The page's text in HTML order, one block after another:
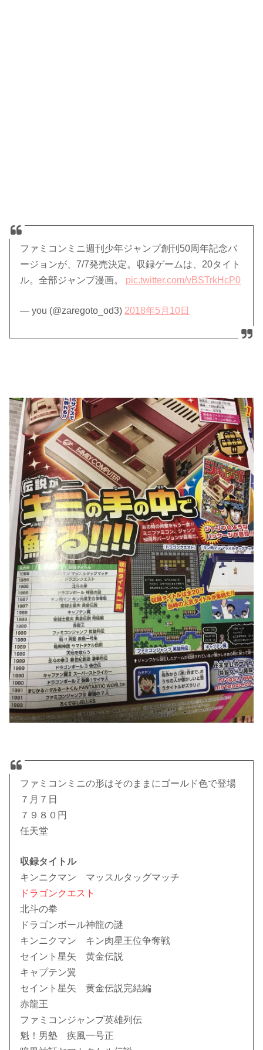
ファミコンミニ週刊少年ジャンプ創刊50周年記念バ
ージョンが、7/7発売決定。収録ゲームは、20タイト
ル。全部ジャンプ漫画。 pic.twitter.com/vBSTrkHcP0
— you (@zaregoto_od3) 2018年5月10日
ファミコンミニの形はそのままにゴールド色で登場
７月７日
７９８０円
任天堂
収録タイトル
キンニクマン マッスルタッグマッチ
ドラゴンクエスト
北斗の拳
ドラゴンボール神龍の謎
キンニクマン キン肉星王位争奪戦
セイント星矢 黄金伝説
キャプテン翼
セイント星矢 黄金伝説完結編
赤龍王
ファミコンジャンプ英雄列伝
魁！男塾 疾風一号正